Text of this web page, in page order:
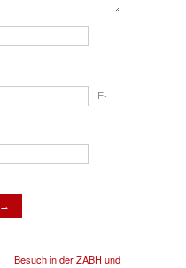
E-
Besuch in der ZABH und